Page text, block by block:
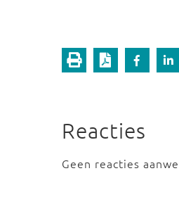
Reacties
Geen reacties